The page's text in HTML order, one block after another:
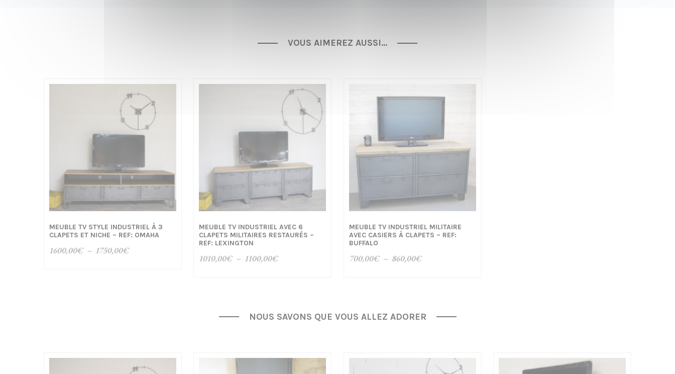
VOUS AIMEREZ AUSSI…
MEUBLE TV STYLE INDUSTRIEL À 3
CLAPETS ET NICHE – REF: OMAHA
1600,00€ – 1750,00€Plage
MEUBLE TV INDUSTRIEL AVEC 6
CLAPETS MILITAIRES RESTAURÉS –
REF: LEXINGTON
1010,00€ – 1100,00€Plage
1100,00€
MEUBLE TV INDUSTRIEL MILITAIRE
AVEC CASIERS À CLAPETS – REF:
BUFFALO
700,00€ – 860,00€Plage
860,00€
NOUS SAVONS QUE VOUS ALLEZ ADORER